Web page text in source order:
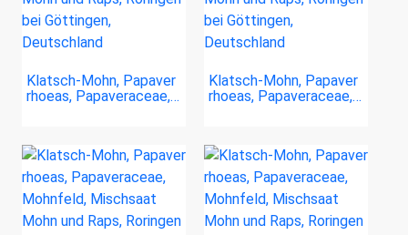
Klatsch-Mohn, Papaver
rhoeas, Papaveraceae,…
Klatsch-Mohn, Papaver
rhoeas, Papaveraceae,…